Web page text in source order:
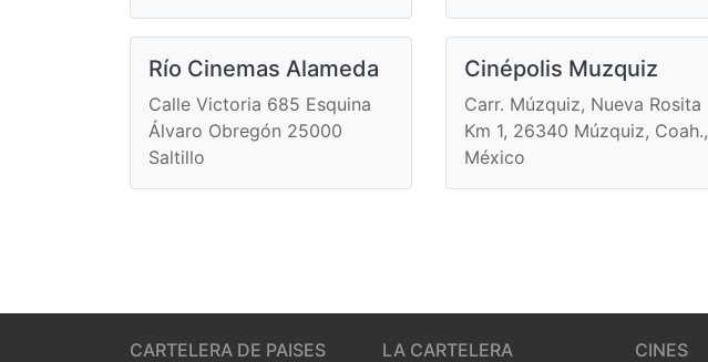
Río Cinemas Alameda
Calle Victoria 685 Esquina
Álvaro Obregón 25000
Saltillo
Cinépolis Muzquiz
Carr. Múzquiz, Nueva Rosita
Km 1, 26340 Múzquiz, Coah.,
México
CARTELERA DE PAISES LA CARTELERA CINES